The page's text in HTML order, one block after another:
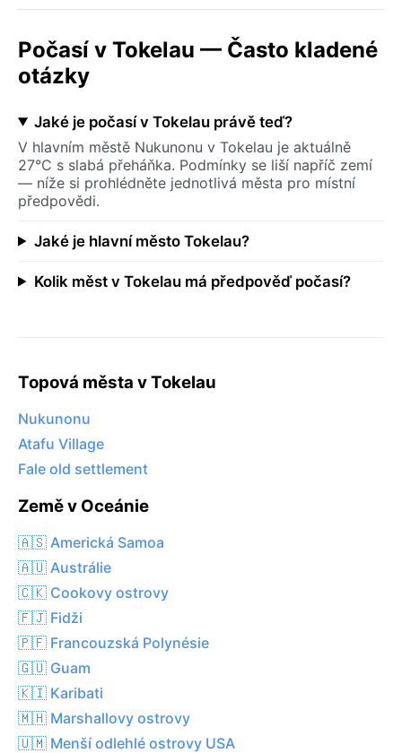
Počasí v Tokelau — Často kladené
otázky
Jaké je počasí v Tokelau právě teď?
V hlavním městě Nukunonu v Tokelau je aktuálně
27°C s slabá přeháňka. Podmínky se liší napříč zemí
— níže si prohlédněte jednotlivá města pro místní
předpovědi.
Jaké je hlavní město Tokelau?
Kolik měst v Tokelau má předpověď počasí?
Topová města v Tokelau
Nukunonu
Atafu Village
Fale old settlement
Země v Oceánie
🇦🇸 Americká Samoa
🇦🇺 Austrálie
🇨🇰 Cookovy ostrovy
🇫🇯 Fidži
🇵🇫 Francouzská Polynésie
🇬🇺 Guam
🇰🇮 Karibati
🇲🇭 Marshallovy ostrovy
🇺🇲 Menší odlehlé ostrovy USA